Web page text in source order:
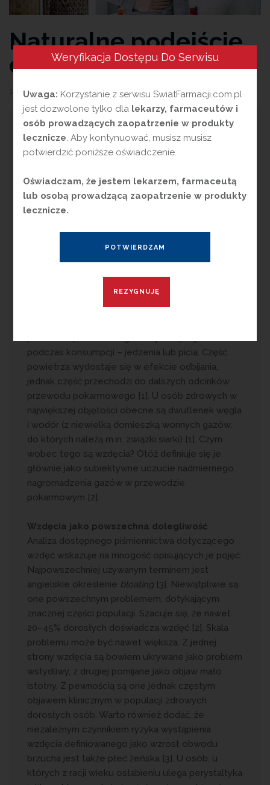
Naturalne podejście
do wzdęć brzucha
13 czerwca 2025 przezMagdalena Guźniczak
W
zdęcia brzucha to powszechna
dolegliwość, która znacząco
wieku. W artykule przedstawiamy naturalne
metody ich łagodzenia, skupiając się na
właściwościach dobrze sprawdzonych
Wzdęcia – definicja
W jelicie człowieka znajduje się przeciętnie 200
ml gazu, a średnia ilość powietrza wydalanego z
przewodu pokarmowego w ciągu doby wynosi
podczas konsumpcji – jedzenia lub picia. Część
powietrza wydostaje się w efekcie odbijania,
jednak część przechodzi do dalszych odcinków
przewodu pokarmowego [1]. U osób zdrowych w
największej objętości obecne są dwutlenek węgla
i wodór (z niewielką domieszką wonnych gazów,
do których należą m.in. związki siarki) [1]. Czym
wobec tego są wzdęcia? Otóż definiuje się je
głównie jako subiektywne uczucie nadmiernego
nagromadzenia gazów w przewodzie
pokarmowym [2].
Wzdęcia jako powszechna dolegliwość
Analiza dostępnego piśmiennictwa dotyczącego
wzdęć wskazuje na mnogość opisujących je pojęć.
Najpowszechniej używanym terminem jest
angielskie określenie bloating[3]. Niewątpliwie są
one powszechnym problemem, dotykającym
znacznej części populacji. Szacuje się, że nawet
20–45% dorosłych doświadcza wzdęć [2]. Skala
problemu może być nawet większa. Z jednej
strony wzdęcia są bowiem ukrywane jako problem
wstydliwy, z drugiej pomijane jako objaw mało
istotny. Z pewnością są one jednak częstym
objawem klinicznym w populacji zdrowych
dorosłych osób. Warto również dodać, że
niezależnym czynnikiem ryzyka wystąpienia
wzdęcia definiowanego jako wzrost obwodu
brzucha jest także płeć żeńska [3]. U osób, u
których z racji wieku osłabieniu ulega perystaltyka
Weryfikacja Dostępu Do Serwisu
Uwaga: Korzystanie z serwisu SwiatFarmacji.com.pl
jest dozwolone tylko dla lekarzy, farmaceutów i
osób prowadzących zaopatrzenie w produkty
lecznicze. Aby kontynuować, musisz musisz
potwierdzić poniższe oświadczenie.
Oświadczam, że jestem lekarzem, farmaceutą
lub osobą prowadzącą zaopatrzenie w produkty
lecznicze.